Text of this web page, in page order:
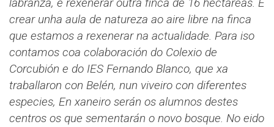
crear unha aula de natureza ao aire libre na finca
que estamos a rexenerar na actualidade. Para iso
contamos coa colaboración do Colexio de
Corcubión e do IES Fernando Blanco, que xa
traballaron con Belén, nun viveiro con diferentes
especies, En xaneiro serán os alumnos destes
centros os que sementarán o novo bosque. No eido